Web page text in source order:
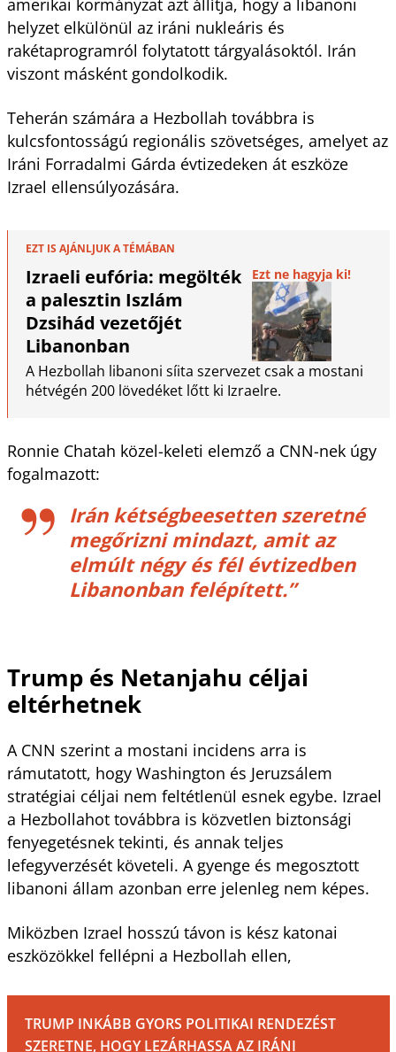
helyzet elkülönül az iráni nukleáris és
rakétaprogramról folytatott tárgyalásoktól. Irán
viszont másként gondolkodik.
Teherán számára a Hezbollah továbbra is
kulcsfontosságú regionális szövetséges, amelyet az
Iráni Forradalmi Gárda évtizedeken át eszköze
Izrael ellensúlyozására.
EZT IS AJÁNLJUK A TÉMÁBAN
Izraeli eufória: megölték
a palesztin Iszlám
Dzsihád vezetőjét
Libanonban
Ezt ne hagyja ki!
A Hezbollah libanoni síita szervezet csak a mostani
hétvégén 200 lövedéket lőtt ki Izraelre.
Ronnie Chatah közel-keleti elemző a CNN-nek úgy
fogalmazott:
Irán kétségbeesetten szeretné
megőrizni mindazt, amit az
elmúlt négy és fél évtizedben
Libanonban felépített.”
Trump és Netanjahu céljai
eltérhetnek
A CNN szerint a mostani incidens arra is
rámutatott, hogy Washington és Jeruzsálem
stratégiai céljai nem feltétlenül esnek egybe. Izrael
a Hezbollahot továbbra is közvetlen biztonsági
fenyegetésnek tekinti, és annak teljes
lefegyverzését követeli. A gyenge és megosztott
libanoni állam azonban erre jelenleg nem képes.
Miközben Izrael hosszú távon is kész katonai
eszközökkel fellépni a Hezbollah ellen,
TRUMP INKÁBB GYORS POLITIKAI RENDEZÉST
SZERETNE, HOGY LEZÁRHASSA AZ IRÁNI